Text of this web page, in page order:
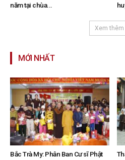
năm tại chùa...
Xem thêm
MỚI NHẤT
Bắc Trà My: Phân Ban Cư sĩ Phật